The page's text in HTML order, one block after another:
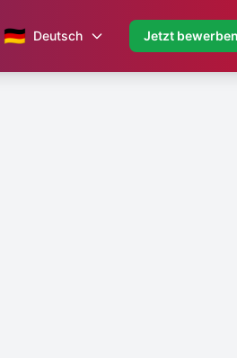
🇩🇪 Deutsch Jetzt bewerben